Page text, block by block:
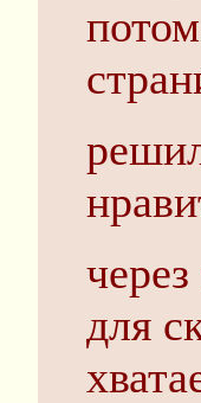
для